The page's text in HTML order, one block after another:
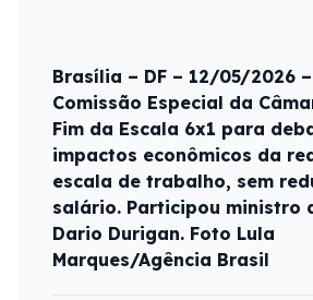
Brasília – DF – 12/05/2026
Comissão Especial da
Fim da Escala 6x1 para
impactos econômicos da
escala de trabalho, sem
salário. Participou ministro
Dario Durigan. Foto Lula
Marques/Agência Brasil